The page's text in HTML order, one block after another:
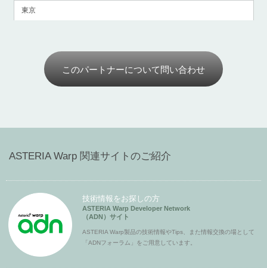
東京
このパートナーについて問い合わせ
ASTERIA Warp 関連サイトのご紹介
技術情報をお探しの方
ASTERIA Warp Developer Network
（ADN）サイト
ASTERIA Warp製品の技術情報やTips、また情報交換の場として
「ADNフォーラム」をご用意しています。